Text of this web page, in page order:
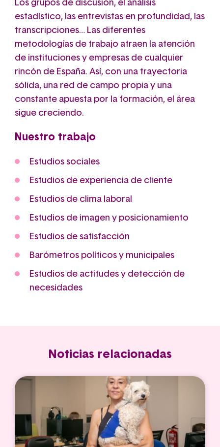
Los grupos de discusión, el análisis
estadístico, las entrevistas en profundidad, las
transcripciones… Las diferentes
metodologías de trabajo atraen la atención
de instituciones y empresas de cualquier
rincón de España. Así, con una trayectoria
sólida, una red de campo propia y una
constante apuesta por la formación, el área
sigue creciendo.
Nuestro trabajo
Estudios sociales
Estudios de experiencia de cliente
Estudios de clima laboral
Estudios de imagen y posicionamiento
Estudios de satisfacción
Barómetros políticos y municipales
Estudios de actitudes y detección de
necesidades
Noticias relacionadas